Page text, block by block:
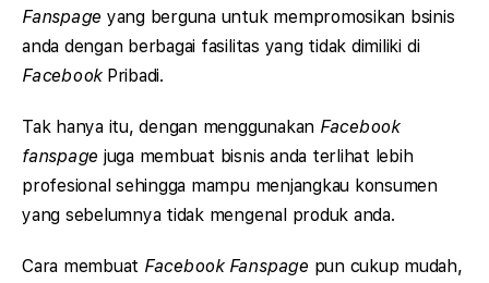
Fanspage yang berguna untuk mempromosikan bsinis
anda dengan berbagai fasilitas yang tidak dimiliki di
Facebook Pribadi.
Tak hanya itu, dengan menggunakan Facebook
fanspage juga membuat bisnis anda terlihat lebih
profesional sehingga mampu menjangkau konsumen
yang sebelumnya tidak mengenal produk anda.
Cara membuat Facebook Fanspage pun cukup mudah,